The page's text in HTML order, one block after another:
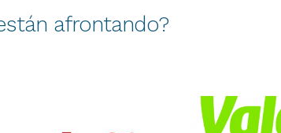
afrontando?